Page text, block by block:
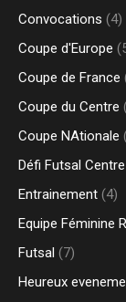
Convocations (4)
Coupe d'Europe
Coupe de France
Coupe du Centre
Coupe NAtionale
Défi Futsal Centre
Entrainement (4)
Equipe Féminine
Futsal (7)
Heureux